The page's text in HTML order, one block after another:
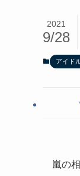
2021
9/28
アイド
嵐の